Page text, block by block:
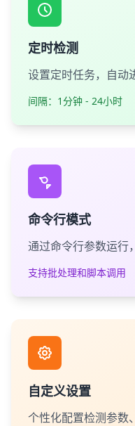
定时检测
设置定时任务，自动
间隔：1分钟 - 24小时
命令行模式
通过命令行参数运行
支持批处理和脚本调用
自定义设置
个性化配置检测参数